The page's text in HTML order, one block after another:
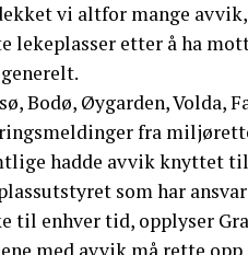
vi altfor mange
lekeplasser etter å ha
Bodø, Øygarden, Volda,
fra
hadde avvik knyttet
som har
til enhver tid, opplyser